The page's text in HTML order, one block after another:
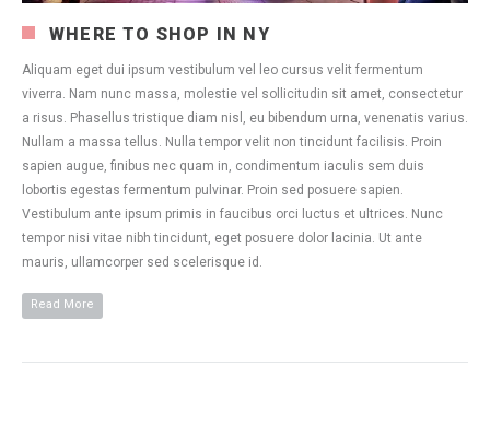
WHERE TO SHOP IN NY
Aliquam eget dui ipsum vestibulum vel leo cursus velit fermentum
viverra. Nam nunc massa, molestie vel sollicitudin sit amet, consectetur
a risus. Phasellus tristique diam nisl, eu bibendum urna, venenatis varius.
Nullam a massa tellus. Nulla tempor velit non tincidunt facilisis. Proin
sapien augue, finibus nec quam in, condimentum iaculis sem duis
lobortis egestas fermentum pulvinar. Proin sed posuere sapien.
Vestibulum ante ipsum primis in faucibus orci luctus et ultrices. Nunc
tempor nisi vitae nibh tincidunt, eget posuere dolor lacinia. Ut ante
mauris, ullamcorper sed scelerisque id.
Read More